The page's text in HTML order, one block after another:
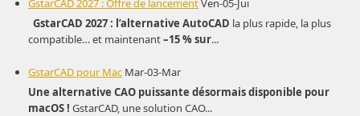
GstarCAD 2027 : Offre de lancementVen-05-Jui
GstarCAD 2027 : l’alternative AutoCAD la plus rapide, la plus
compatible… et maintenant–15 % sur...
GstarCAD pour Mac Mar-03-Mar
Une alternative CAO puissante désormais disponible pour
macOS ! GstarCAD, une solution CAO...